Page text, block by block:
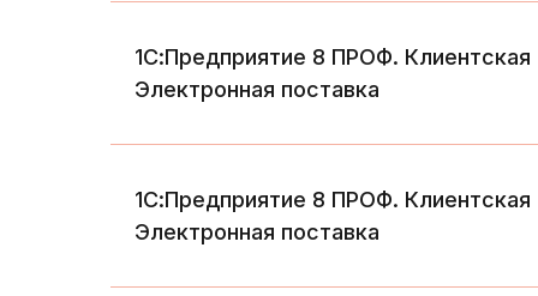
1С:Предприятие 8 ПРОФ.
Электронная поставка
1С:Предприятие 8 ПРОФ. Клиентская
Электронная поставка